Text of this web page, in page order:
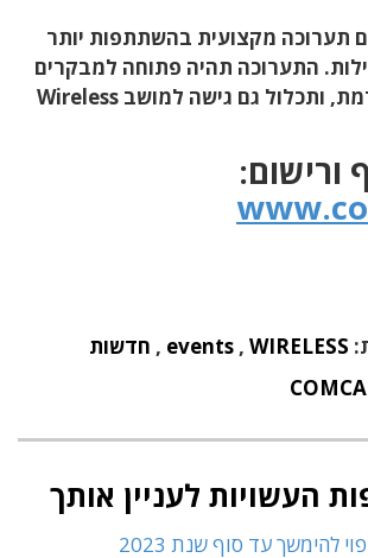
תערוכה מקצועית בהשתתפות יותר
התערוכה תהיה פתוחה למבקרים
עם הרשמה מוקדמת, ותכלול גם גישה למושב Wireless
ורישום:
events , WIRELESS
, חדשות
העשויות לעניין אותך